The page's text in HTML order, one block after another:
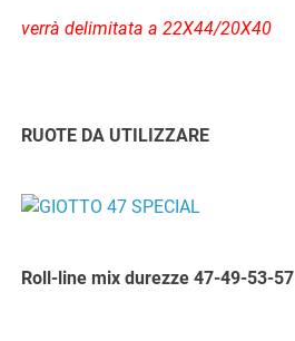
verrà delimitata a 22X44/20X40
RUOTE DA UTILIZZARE
Roll-line mix durezze 47-49-53-57